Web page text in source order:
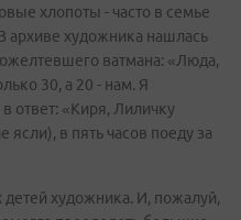
хлопоты - часто в семье
архиве художника нашлась
ватмана: «Люда,
30, а 20 - нам. Я
ответ: «Киря, Лиличку
в пять часов поеду за
детей художника. И, пожалуй,